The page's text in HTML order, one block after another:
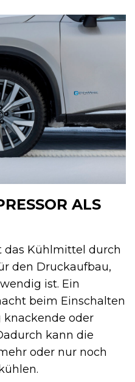
ALS
das Kühlmittel durch
den Druckaufbau,
ist. Ein
beim Einschalten
oder
kann die
oder nur noch